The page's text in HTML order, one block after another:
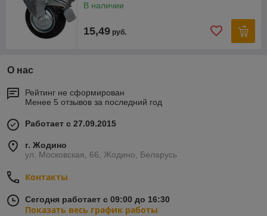
В наличии
15,49 руб.
О нас
Рейтинг не сформирован
Менее 5 отзывов за последний год
Работает с 27.09.2015
г. Жодино
ул. Московская, 66, Жодино, Беларусь
Контакты
Сегодня работает с 09:00 до 16:30
Показать весь график работы